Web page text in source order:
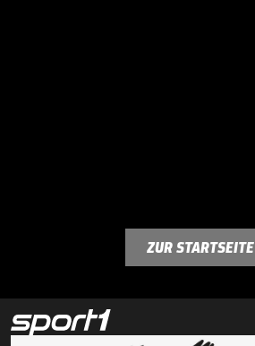
ZUR STARTSEITE